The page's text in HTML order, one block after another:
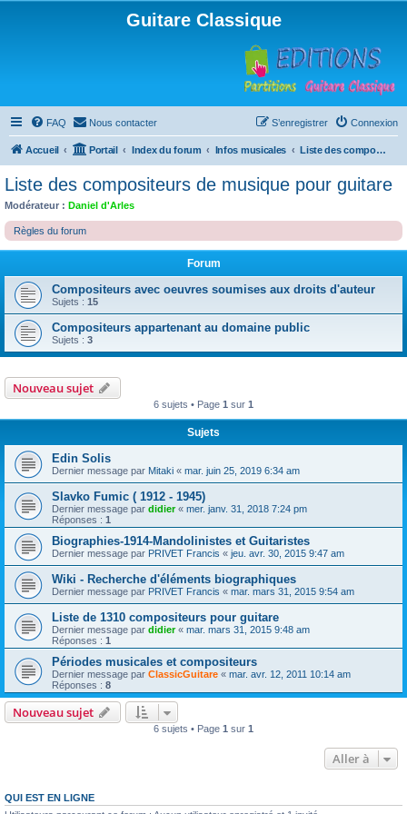
Guitare Classique
FAQ Nous contacter Connexion
S’enregistrer
Accueil Portail Index du forum Infos musicales Liste des compositeurs de musique pour guitare
Liste des compositeurs de musique pour guitare
Modérateur : Daniel d'Arles
Règles du forum
Forum
Compositeurs avec oeuvres soumises aux droits d'auteur
Sujets : 15
Compositeurs appartenant au domaine public
Sujets : 3
Nouveau sujet
6 sujets • Page 1 sur 1
Sujets
Edin Solis
Dernier message par Mitaki « mar. juin 25, 2019 6:34 am
Slavko Fumic ( 1912 - 1945)
Dernier message par didier« mer. janv. 31, 2018 7:24 pm
Réponses : 1
Biographies-1914-Mandolinistes et Guitaristes
Dernier message par PRIVET Francis « jeu. avr. 30, 2015 9:47 am
Wiki - Recherche d'éléments biographiques
Dernier message par PRIVET Francis « mar. mars 31, 2015 9:54 am
Liste de 1310 compositeurs pour guitare
Dernier message par didier« mar. mars 31, 2015 9:48 am
Réponses : 1
Périodes musicales et compositeurs
Dernier message par ClassicGuitare « mar. avr. 12, 2011 10:14 am
Réponses : 8
Nouveau sujet
6 sujets • Page 1 sur 1
Aller à
QUI EST EN LIGNE